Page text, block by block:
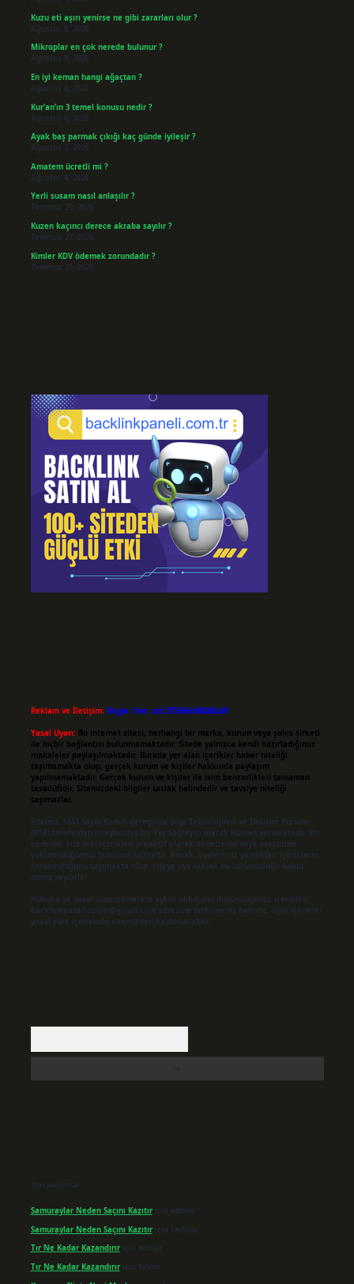
Kuzu eti aşırı yenirse ne gibi zararları olur ?
Ağustos 8, 2026
Mikroplar en çok nerede bulunur ?
Ağustos 8, 2026
En iyi keman hangi ağaçtan ?
Ağustos 6, 2026
Kur’an’ın 3 temel konusu nedir ?
Ağustos 6, 2026
Ayak baş parmak çıkığı kaç günde iyileşir ?
Ağustos 5, 2026
Amatem ücretli mi ?
Ağustos 4, 2026
Yerli susam nasıl anlaşılır ?
Temmuz 29, 2026
Kuzen kaçıncı derece akraba sayılır ?
Temmuz 27, 2026
Kimler KDV ödemek zorundadır ?
Temmuz 25, 2026
Reklam ve İletişim: Skype: live:.cid.575569c608265c69
Yasal Uyarı: Bu internet sitesi, herhangi bir marka, kurum veya şahıs şirketi
ile hiçbir bağlantısı bulunmamaktadır. Sitede yalnızca kendi hazırladığımız
makaleler paylaşılmaktadır. Burada yer alan içerikler haber niteliği
taşımamakta olup, gerçek kurum ve kişiler hakkında paylaşım
yapılmamaktadır. Gerçek kurum ve kişiler ile isim benzerlikleri tamamen
tesadüfidir. Sitemizdeki bilgiler taslak halindedir ve tavsiye niteliği
taşımazlar.
Sitemiz, 5651 Sayılı Kanun gereğince Bilgi Teknolojileri ve İletişim Kurumu
(BTK) tarafından onaylanmış bir Yer Sağlayıcı olarak hizmet vermektedir. Bu
nedenle, sitedeki içerikleri proaktif olarak denetleme veya araştırma
yükümlülüğümüz bulunmamaktadır. Ancak, üyelerimiz yazdıkları içeriklerin
sorumluluğunu taşımakta olup, siteye üye olarak bu sorumluluğu kabul
etmiş sayılırlar.
Hukuka ve yasal düzenlemelere aykırı olduğunu düşündüğünüz içerikleri,
backlinkpanelicomtr@gmail.com
adresine bildirmeniz halinde, ilgili içerikler
yasal süre içerisinde sitemizden kaldırılacaktır.
Son yorumlar
Samuraylar Neden Saçını Kazıtıriçin admin
Samuraylar Neden Saçını Kazıtıriçin Fadime
Tır Ne Kadar Kazandırıriçin admin
Tır Ne Kadar Kazandırıriçin Sevim